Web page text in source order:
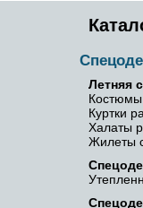
Летняя
Куртки
Халаты
Жилеты